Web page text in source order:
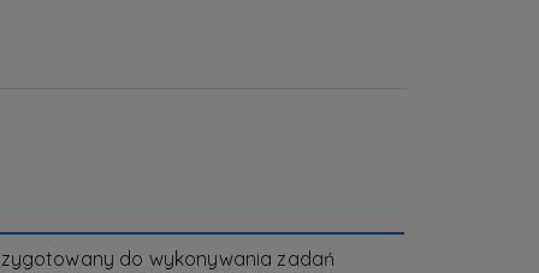
do wykonywania zadań